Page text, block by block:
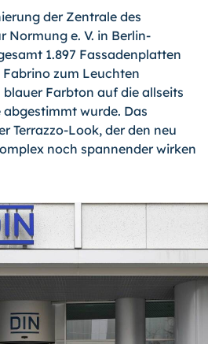
der Zentrale des
e. V. in Berlin-
1.897 Fassadenplatten
zum Leuchten
Farbton auf die allseits
wurde. Das
Terrazzo-Look, der den neu
noch spannender wirken